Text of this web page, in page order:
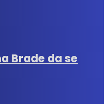
Brade da se